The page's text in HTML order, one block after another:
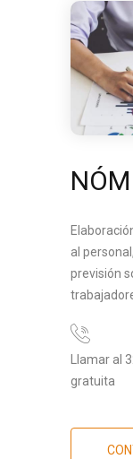
al
previsión
Llamar al
gratuita